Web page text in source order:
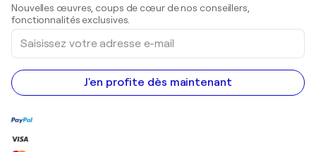
Peintures acryliques
Nouvelles œuvres, coups de cœur de nos conseillers,
fonctionnalités exclusives.
Saisissez
votre
adresse
e-
mail
J'en profite dès maintenant